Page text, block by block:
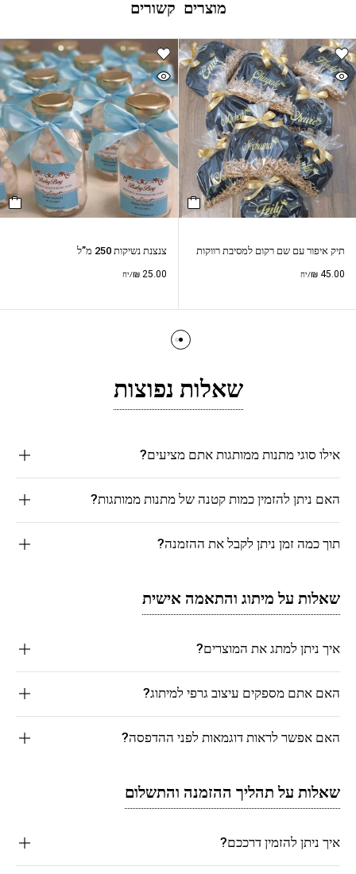
מוצרים קשורים
תיק איפור עם שם רקום למסיבת רווקות
₪ 45.00 /יח
צנצנת נשיקות 250 מ”ל
₪25.00 /יח
שאלות נפוצות
אילו סוגי מתנות ממותגות אתם מציעים?
האם ניתן להזמין כמות קטנה של מתנות ממותגות?
תוך כמה זמן ניתן לקבל את ההזמנה?
שאלות על מיתוג והתאמה אישית
איך ניתן למתג את המוצרים?
האם אתם מספקים עיצוב גרפי למיתוג?
האם אפשר לראות דוגמאות לפני ההדפסה?
שאלות על תהליך ההזמנה והתשלום
איך ניתן להזמין דרככם?